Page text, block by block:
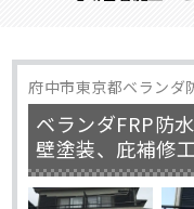
府中市東京都ベランダ
ベランダFRP防
壁塗装、庇補修